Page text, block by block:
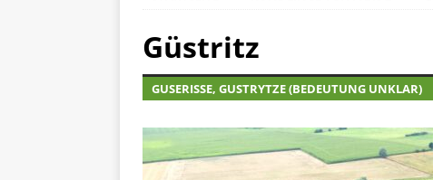
Güstritz
GUSERISSE, GUSTRYTZE (BEDEUTUNG UNKLAR)